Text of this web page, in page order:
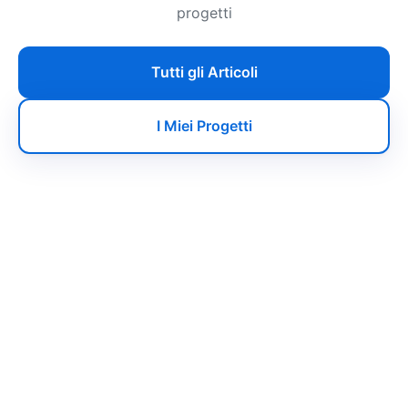
progetti
Tutti gli Articoli
I Miei Progetti